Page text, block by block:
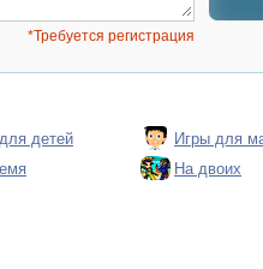
*Требуется регистрация
детей
Игры для
На двоих